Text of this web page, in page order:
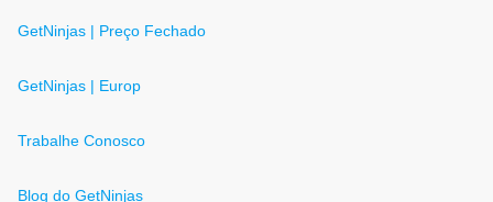
GetNinjas | Preço Fechado
GetNinjas | Europ
Trabalhe Conosco
Blog do GetNinjas